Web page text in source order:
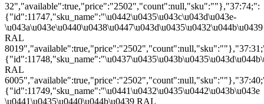
32","available":true,"price":"2502","count":null,"sku":""},"37:74;":
{"id":11747,"sku_name":"\u0442\u0435\u043c\u043d\u043e-
\u043a\u043e\u0440\u0438\u0447\u043d\u0435\u0432\u044b\u0439
RAL
RAL
{"id":11749,"sku_name":"\u0441\u0432\u0435\u0442\u043b\u043e
\u0441\u0435\u0440\u044b\u0439 RAL